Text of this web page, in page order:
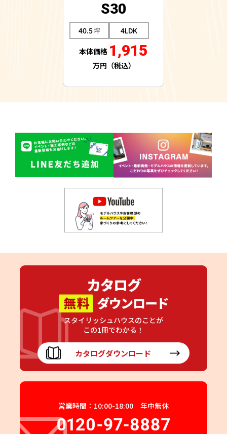
S30
40.5 4LDK
1,915
スタイリッシュハウスのことが
この1冊でわかる！
カタログダウンロード
営業時間：10:00-18:00 年中無休